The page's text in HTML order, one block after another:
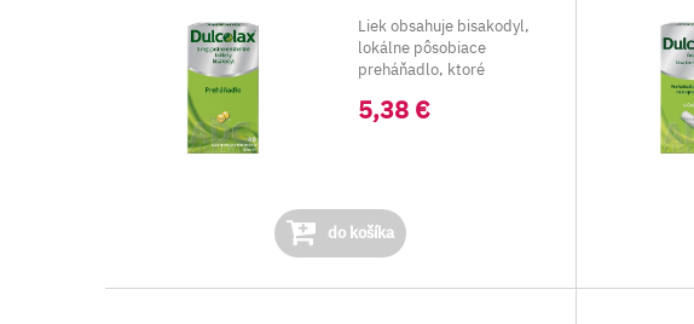
Liek obsahuje bisakodyl,
lokálne pôsobiace
preháňadlo, ktoré
5,38 €
do košíka